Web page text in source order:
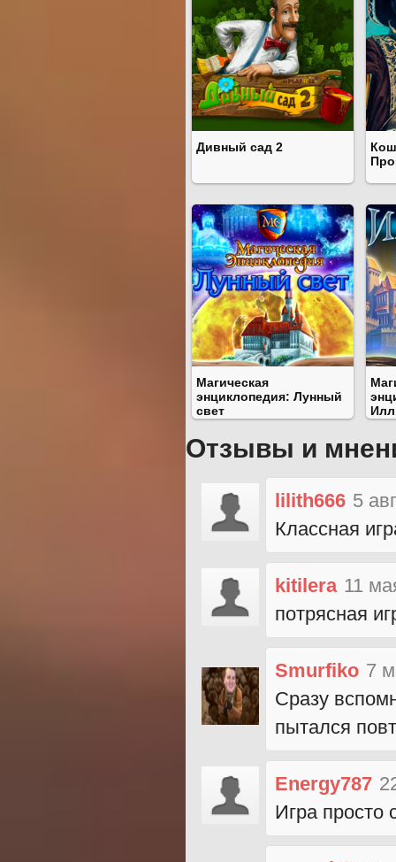
Дивный сад 2
Магическая
энциклопедия: Лунный
свет
Отзывы и
lilith666 5
Классная
kitilera 11
потрясная
Smurfiko 7
Сразу
пытался
Energy787
Игра просто